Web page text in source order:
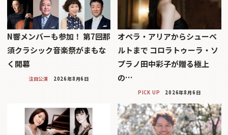
N響メンバーも参加！ 第7回那
須クラシック音楽祭がまもな
く開幕
注目公演 2026年8月6日
オペラ・アリアからシューベ
ルトまで コロラトゥーラ・ソ
プラノ田中彩子が贈る極上
の…
PICK UP 2026年8月6日